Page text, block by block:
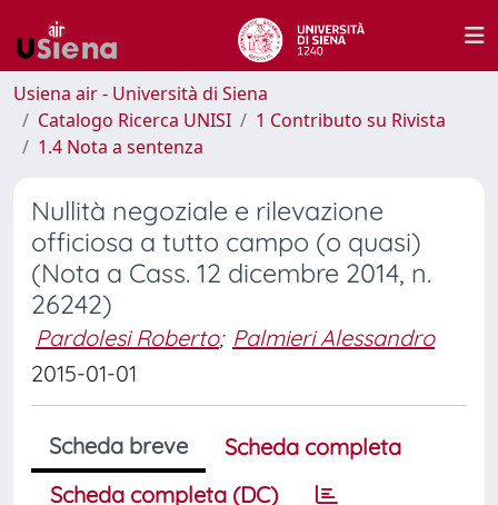
Usiena air - Università di Siena
Catalogo Ricerca UNISI
1 Contributo su Rivista
1.4 Nota a sentenza
Nullità negoziale e rilevazione
officiosa a tutto campo (o quasi)
(Nota a Cass. 12 dicembre 2014, n.
26242)
Pardolesi Roberto; Palmieri Alessandro
2015-01-01
Scheda breve
Scheda completa
Scheda completa (DC)